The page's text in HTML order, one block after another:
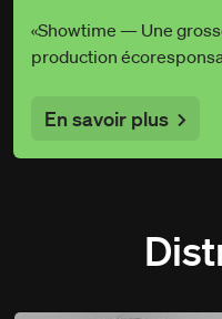
«Showtime — Une
production
En savoir plus